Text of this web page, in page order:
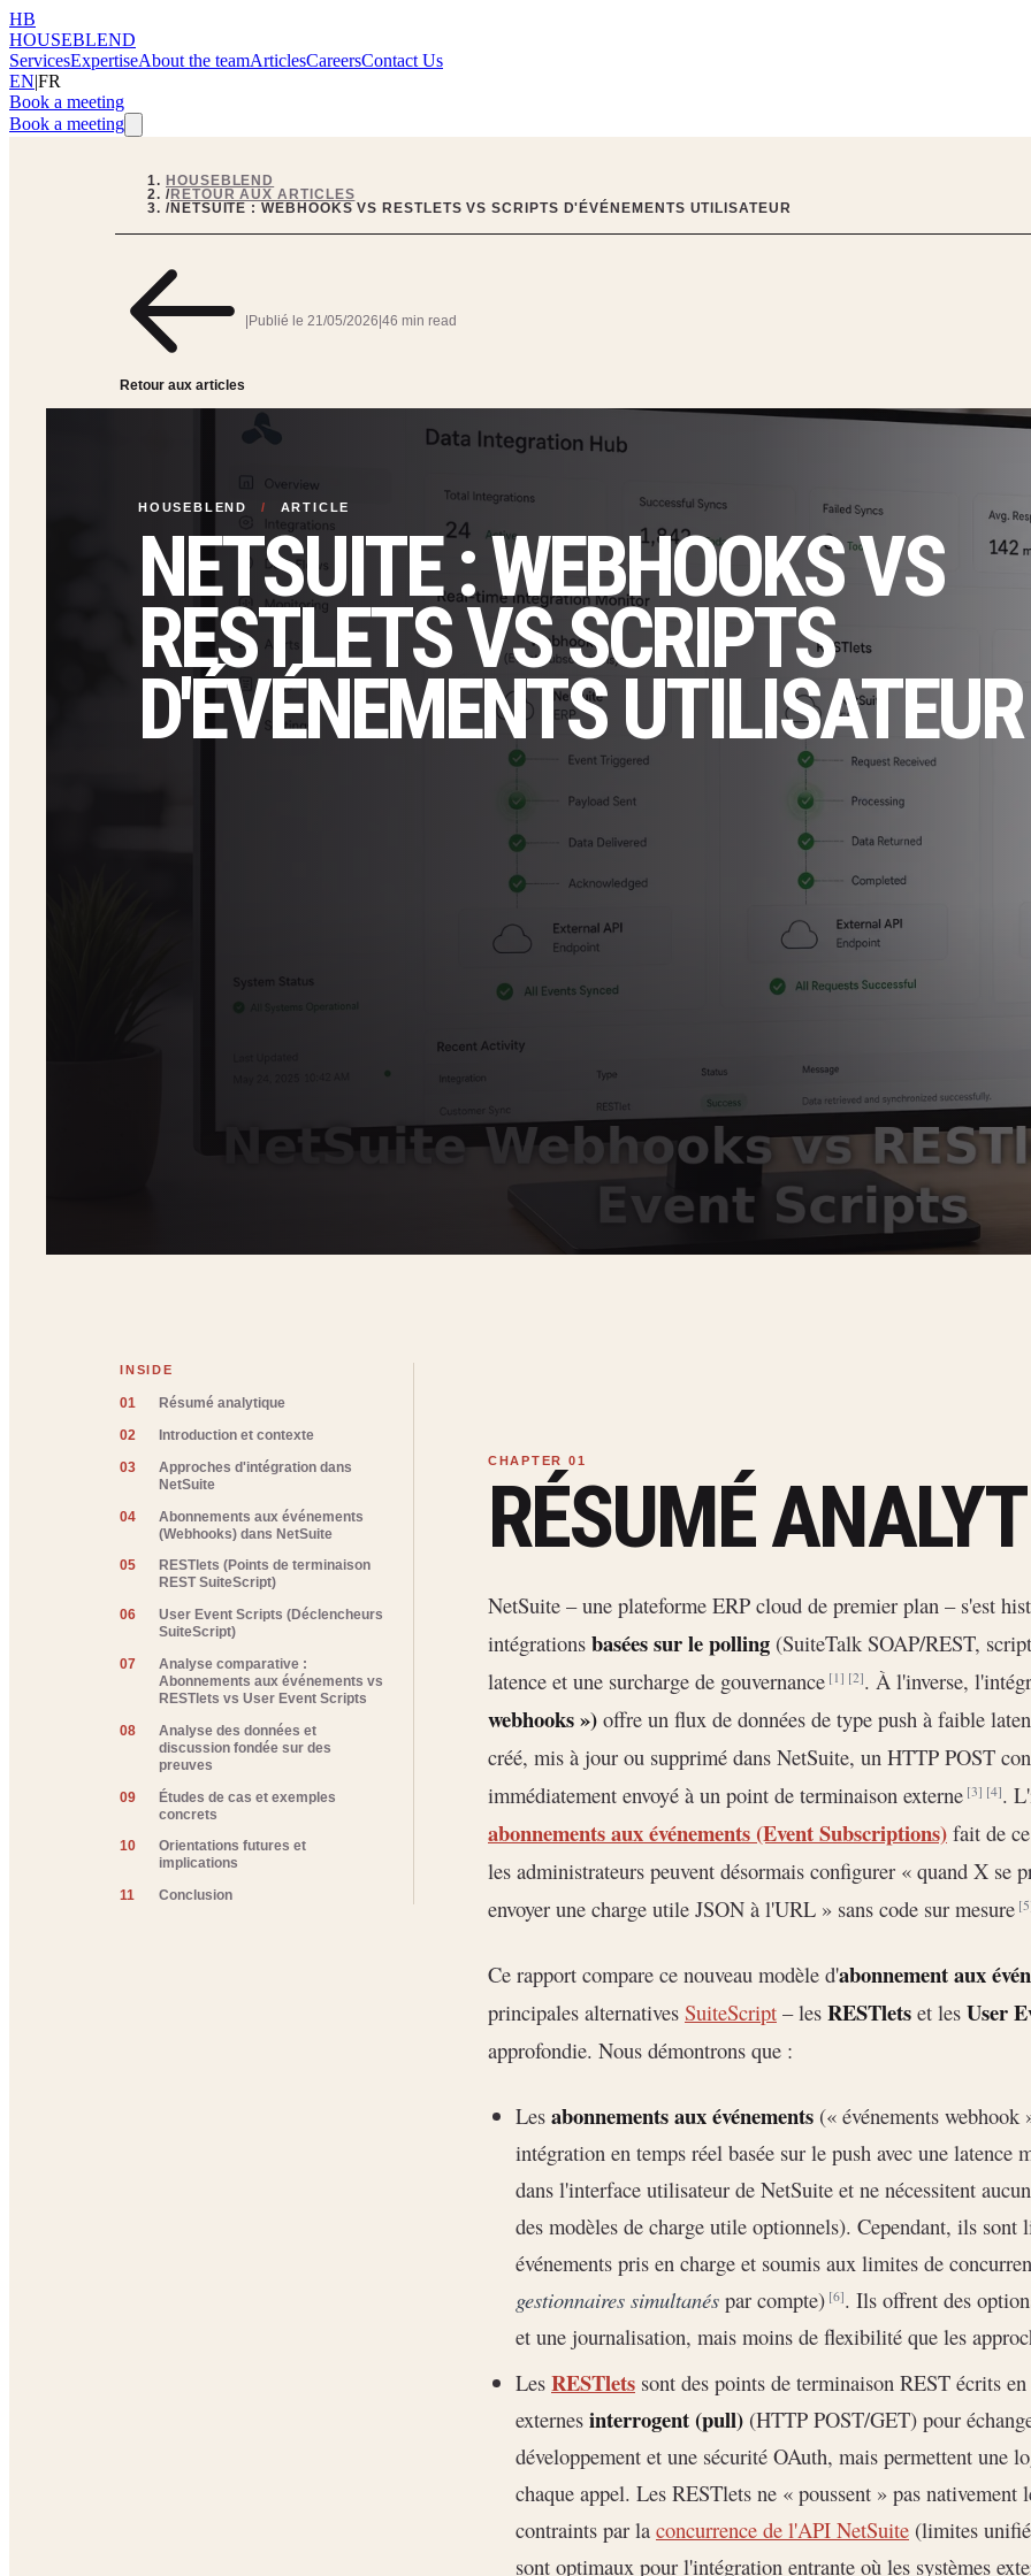
HB
HOUSEBLEND
ServicesExpertiseAbout the teamArticlesCareersContact Us
EN|FR
Book a meeting
Book a meeting
HOUSEBLEND
/RETOUR AUX ARTICLES
/NETSUITE : WEBHOOKS VS RESTLETS VS SCRIPTS D'ÉVÉNEMENTS UTILISATEUR
Retour aux articles
Publié le 21/05/2026 46 min read
HOUSEBLEND / ARTICLE
NETSUITE : WEBHOOKS VS
RESTLETS VS SCRIPTS
D'ÉVÉNEMENTS UTILISATEUR
INSIDE
01 Résumé analytique
02 Introduction et contexte
03
Approches d'intégration dans
NetSuite
04
Abonnements aux événements
(Webhooks) dans NetSuite
05
RESTlets (Points de terminaison
REST SuiteScript)
06
User Event Scripts (Déclencheurs
SuiteScript)
07
Analyse comparative :
Abonnements aux événements vs
RESTlets vs User Event Scripts
08
Analyse des données et
discussion fondée sur des
preuves
09
Études de cas et exemples
concrets
10
Orientations futures et
implications
11 Conclusion
RÉSUMÉ
NetSuite – une plateforme ERP cloud de premier plan – s'est
intégrations basées sur le polling (SuiteTalk SOAP/REST,
latence et une surcharge de gouvernance[1] [2]. À l'inverse,
webhooks ») offre un flux de données de type push à faible
créé, mis à jour ou supprimé dans NetSuite, un HTTP POST
immédiatement envoyé à un point de terminaison externe[3] [4].
abonnements aux événements (Event Subscriptions) fait de
les administrateurs peuvent désormais configurer « quand X se
envoyer une charge utile JSON à l'URL » sans code sur mesure
Ce rapport compare ce nouveau modèle d'abonnement aux
principales alternatives SuiteScript – les RESTlets et les User
approfondie. Nous démontrons que :
Les abonnements aux événements (« événements
intégration en temps réel basée sur le push avec une latence
dans l'interface utilisateur de NetSuite et ne nécessitent
des modèles de charge utile optionnels). Cependant, ils sont
événements pris en charge et soumis aux limites de
gestionnaires simultanés par compte)[6]. Ils offrent des
et une journalisation, mais moins de flexibilité que les
Les RESTlets sont des points de terminaison REST écrits
externes interrogent (pull) (HTTP POST/GET) pour
développement et une sécurité OAuth, mais permettent une
chaque appel. Les RESTlets ne « poussent » pas nativement
contraints par la concurrence de l'API NetSuite (limites
sont optimaux pour l'intégration entrante où les systèmes